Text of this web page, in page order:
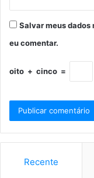
Salvar meus dados
eu comentar.
oito + cinco =
Recente